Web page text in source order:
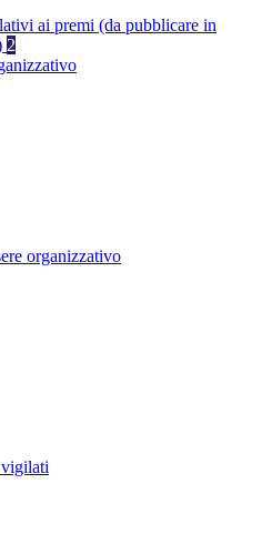
ai premi (da pubblicare in
2
organizzativo